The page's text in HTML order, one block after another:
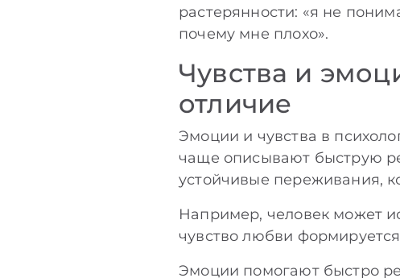
растерянности: «я не
почему мне плохо».
Чувства и
отличие
Эмоции и чувства в
чаще описывают быструю
устойчивые переживания,
Например, человек может
чувство любви
Эмоции помогают быстро